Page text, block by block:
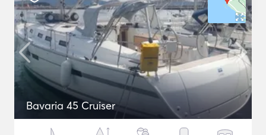
Bavaria 45 Cruiser